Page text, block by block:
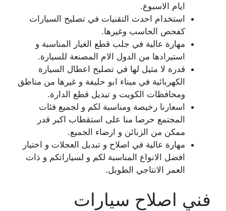
ايام الاسبوع.
استخدام احدث التقنيات في تصليح السيارات
كفحص الحاسب وغيرها.
مهارة عالية في جلب قطع الغيار المناسبة و
استيرادها من الدول الام المصنعة للسيارة.
قدرة لا مثيل لها في تصليح اعطال السيارة
الكهربائية في ميناء ابو حليفة و غيرها من مناطق
ومحافظات الكويت و تبديل قطع الدارة.
اسعارنا رخيصة ومناسبة لكم و لجميع فئات
المجتمع حرصا منا على استقطاب اكبر قدر
ممكن من الزبائن و ارضاء الجميع.
مهارة عالية في اصلاح و تبديل العجلات و اختيار
افضل الانواع المناسبة لكم و لسياراتكم و ذات
العمر الانتاجي الطويل.
فني اصلاح سيارات